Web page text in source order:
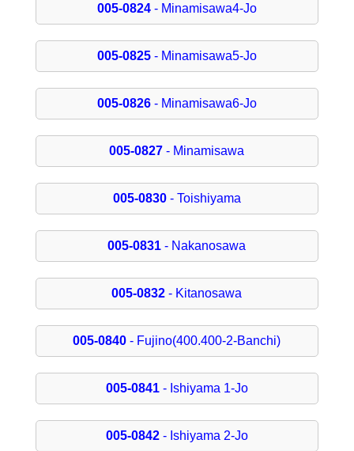
005-0824- Minamisawa4-Jo
005-0825- Minamisawa5-Jo
005-0826- Minamisawa6-Jo
005-0827 - Minamisawa
005-0830- Toishiyama
005-0831 - Nakanosawa
005-0832 - Kitanosawa
005-0840 - Fujino(400.400-2-Banchi)
005-0841- Ishiyama 1-Jo
005-0842- Ishiyama 2-Jo